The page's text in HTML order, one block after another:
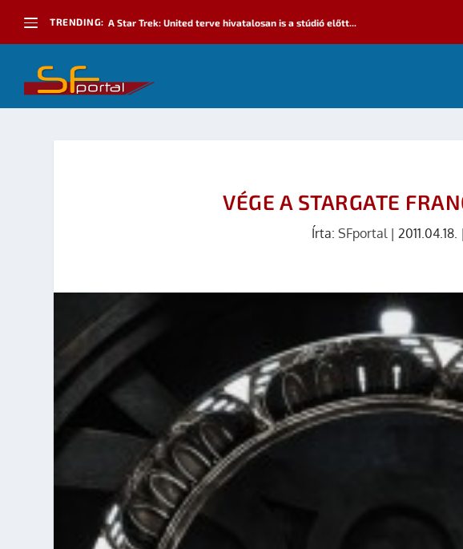
TRENDING: A Star Trek: United terve hivatalosan is a stúdió előtt...
VÉGE A STARGATE
Írta:SFportal|2011.04.18.